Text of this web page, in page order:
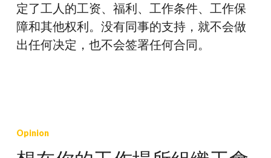
定了工人的工资、福利、工作条件、工作保
障和其他权利。没有同事的支持，就不会做
出任何决定，也不会签署任何合同。
在
Opinion